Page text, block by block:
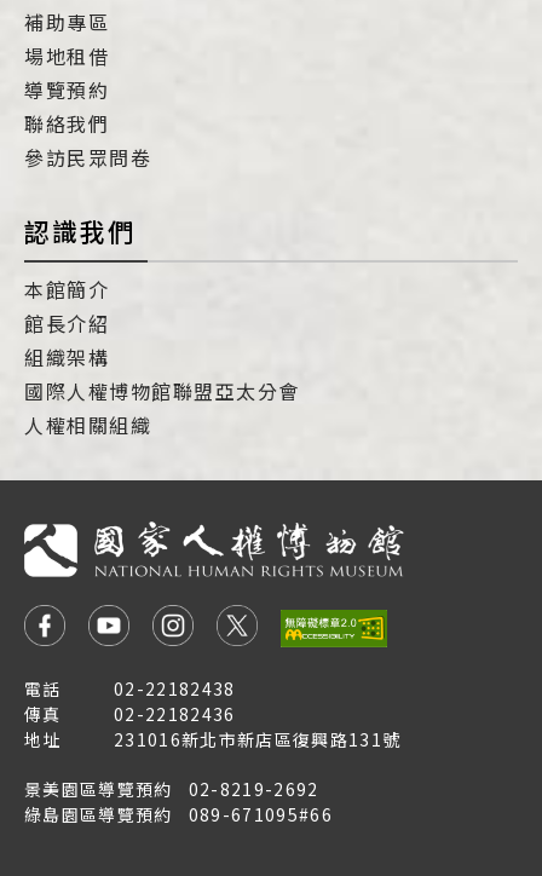
補助專區
場地租借
導覽預約
聯絡我們
參訪民眾問卷
認識我們
本館簡介
館長介紹
組織架構
國際人權博物館聯盟亞太分會
人權相關組織
電話
02-22182438
傳真
02-22182436
地址
231016新北市新店區復興路131號
景美園區導覽預約
02-8219-2692
綠島園區導覽預約
089-671095#66